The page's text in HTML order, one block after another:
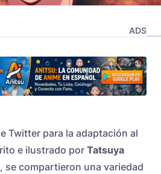
ADS
Twitter para la adaptación al
e ilustrado por Tatsuya
, se compartieron una variedad